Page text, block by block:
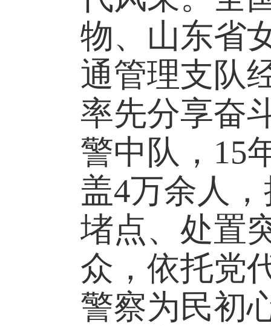
物、 山东省
通管理支队
率先分享奋
警中队，15
盖4万余人
堵点、处置
众，依托党
警察为民初